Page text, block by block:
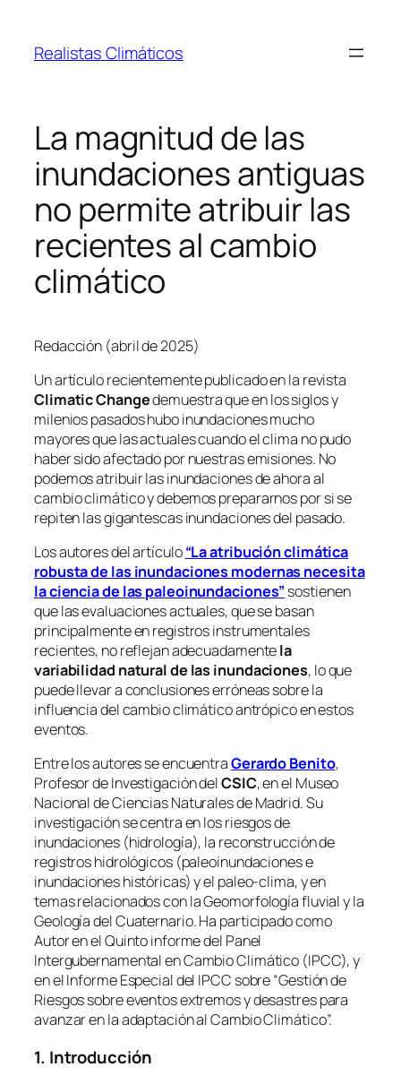
contenido
Realistas Climáticos
La magnitud de las
inundaciones antiguas
no permite atribuir las
recientes al cambio
climático
Redacción (abril de 2025)
Un artículo recientemente publicado en la revista
Climatic Changedemuestra que en los siglos y
milenios pasados hubo inundaciones mucho
mayores que las actuales cuando el clima no pudo
haber sido afectado por nuestras emisiones. No
podemos atribuir las inundaciones de ahora al
cambio climático y debemos prepararnos por si se
repiten las gigantescas inundaciones del pasado.
Los autores del artículo“La atribución climática
robusta de las inundaciones modernas necesita
la ciencia de las paleoinundaciones” sostienen
que las evaluaciones actuales, que se basan
principalmente en registros instrumentales
recientes, no reflejan adecuadamentela
variabilidad natural de las inundaciones, lo que
puede llevar a conclusiones erróneas sobre la
influencia del cambio climático antrópico en estos
eventos.
Entre los autores se encuentraGerardo Benito,
Profesor de Investigación delCSIC, en el Museo
Nacional de Ciencias Naturales de Madrid. Su
investigación se centra en los riesgos de
inundaciones (hidrología), la reconstrucción de
registros hidrológicos (paleoinundaciones e
inundaciones históricas) y el paleo-clima, y en
temas relacionados con la Geomorfología fluvial y la
Geología del Cuaternario. Ha participado como
Autor en el Quinto informe del Panel
Intergubernamental en Cambio Climático (IPCC), y
en el Informe Especial del IPCC sobre “Gestión de
Riesgos sobre eventos extremos y desastres para
avanzar en la adaptación al Cambio Climático”.
1. Introducción